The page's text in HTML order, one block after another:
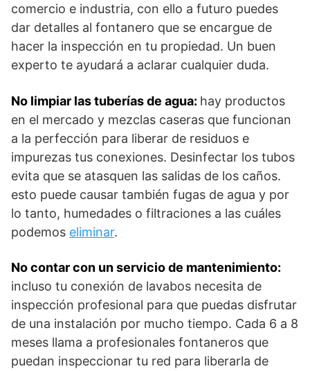
comercio e industria, con ello a futuro puedes
dar detalles al fontanero que se encargue de
hacer la inspección en tu propiedad. Un buen
experto te ayudará a aclarar cualquier duda.
No limpiar las tuberías de agua: hay productos
en el mercado y mezclas caseras que funcionan
a la perfección para liberar de residuos e
impurezas tus conexiones. Desinfectar los tubos
evita que se atasquen las salidas de los caños.
esto puede causar también fugas de agua y por
lo tanto, humedades o filtraciones a las cuáles
podemos eliminar.
No contar con un servicio de mantenimiento:
incluso tu conexión de lavabos necesita de
inspección profesional para que puedas disfrutar
de una instalación por mucho tiempo. Cada 6 a 8
meses llama a profesionales fontaneros que
puedan inspeccionar tu red para liberarla de